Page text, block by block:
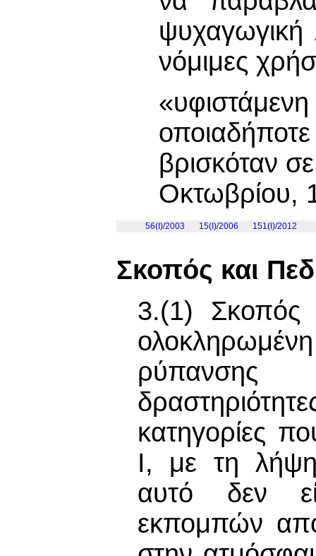
ψυχαγωγική
νόμιμες
βρισκόταν
Οκτωβρίου,
56(I)/2003 15(I)/2006 151(I)/2012
Σκοπός και
3.(1) Σκοπός
ρύπανσης
κατηγορίες
Ι, με τη
αυτό δεν
εκπομπών